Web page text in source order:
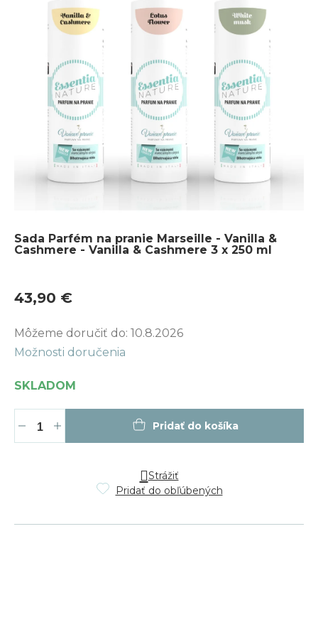
Sada Parfém na pranie Marseille - Vanilla &
Cashmere - Vanilla & Cashmere 3 x 250 ml
43,90 €
cena:
SKLADOM
Môžeme doručiť do: 10.8.2026
Možnosti doručenia
Pridať do košíka
Strážiť
Pridať do obľúbených